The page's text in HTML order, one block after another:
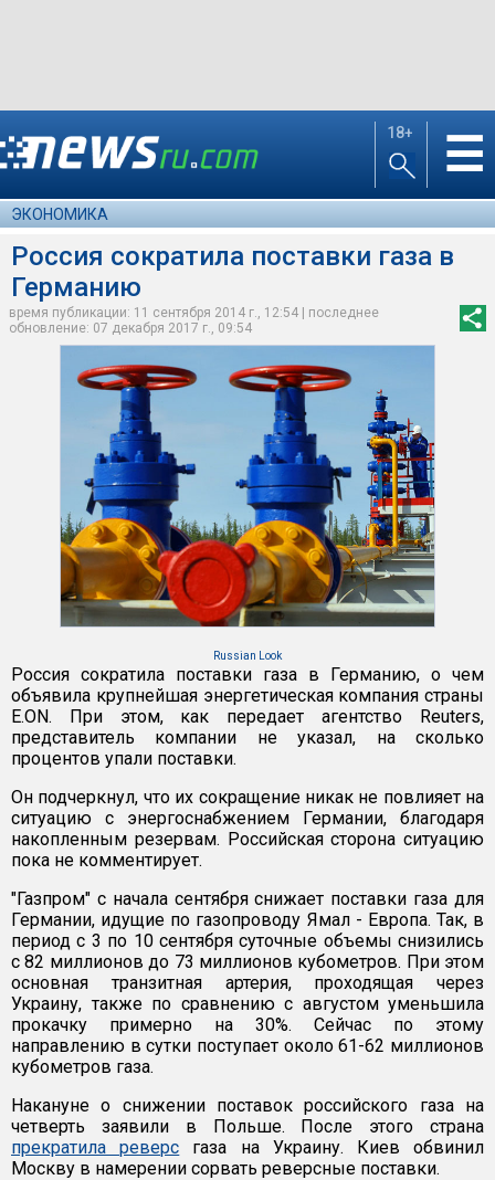
18+ ☰
ЭКОНОМИКА
Россия сократила поставки газа в
Германию
время публикации: 11 сентября 2014 г., 12:54 | последнее
обновление: 07 декабря 2017 г., 09:54
Russian Look
Россия сократила поставки газа в Германию, о чем
объявила крупнейшая энергетическая компания страны
E.ON. При этом, как передает агентство Reuters,
представитель компании не указал, на сколько
процентов упали поставки.
Он подчеркнул, что их сокращение никак не повлияет на
ситуацию с энергоснабжением Германии, благодаря
накопленным резервам. Российская сторона ситуацию
пока не комментирует.
"Газпром" с начала сентября снижает поставки газа для
Германии, идущие по газопроводу Ямал - Европа. Так, в
период с 3 по 10 сентября суточные объемы снизились
с 82 миллионов до 73 миллионов кубометров. При этом
основная транзитная артерия, проходящая через
Украину, также по сравнению с августом уменьшила
прокачку примерно на 30%. Сейчас по этому
направлению в сутки поступает около 61-62 миллионов
кубометров газа.
Накануне о снижении поставок российского газа на
четверть заявили в Польше. После этого страна
прекратила реверс газа на Украину. Киев обвинил
Москву в намерении сорвать реверсные поставки.